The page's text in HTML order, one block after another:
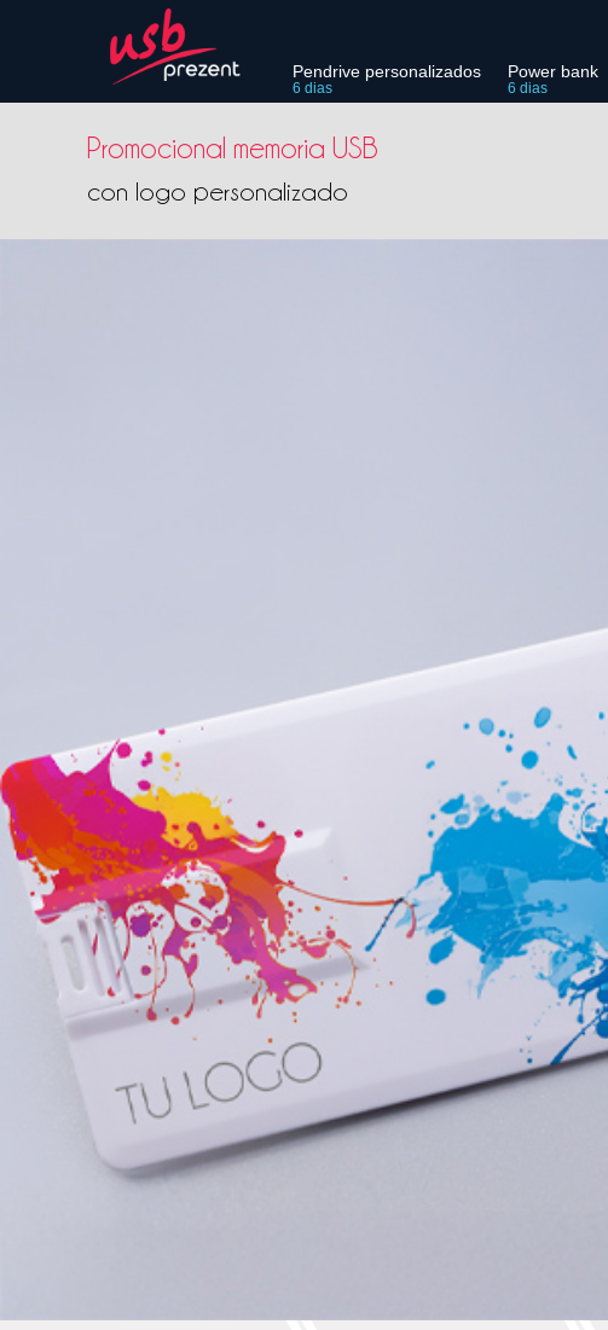
Pendrive personalizados
6 dias
Power bank
6 dias
Promocional memoria USB
con logo personalizado